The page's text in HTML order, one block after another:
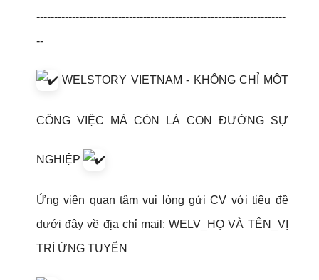
----------------------------------------------------------------------
--
WELSTORY VIETNAM - KHÔNG CHỈ MỘT
CÔNG VIỆC MÀ CÒN LÀ CON ĐƯỜNG SỰ
NGHIỆP
Ứng viên quan tâm vui lòng gửi CV với tiêu đề
dưới đây về địa chỉ mail: WELV_HỌ VÀ TÊN_VỊ
TRÍ ỨNG TUYỂN